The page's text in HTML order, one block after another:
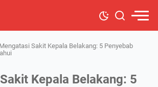
Mengatasi Sakit Kepala Belakang: 5 Penyebab
Kepala Belakang: 5